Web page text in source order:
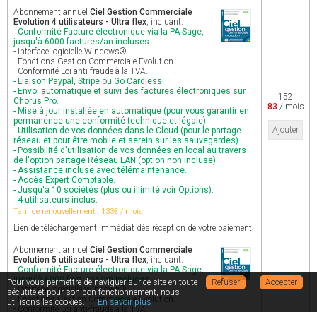
Abonnement annuel Ciel Gestion Commerciale
Evolution 4 utilisateurs - Ultra flex, incluant:
- Conformité Facture électronique via la PA Sage,
jusqu'à 6000 factures/an incluses.
- Interface logicielle Windows®.
- Fonctions Gestion Commerciale Evolution.
- Conformité Loi anti-fraude à la TVA.
- Liaison Paypal, Stripe ou Go Cardless.
- Envoi automatique et suivi des factures électroniques sur
Chorus Pro.
- Mise à jour installée en automatique (pour vous garantir en
permanence une conformité technique et légale).
- Utilisation de vos données dans le Cloud (pour le partage
réseau et pour être mobile et serein sur les sauvegardes).
- Possibilité d'utilisation de vos données en local au travers
de l'option partage Réseau LAN (option non incluse).
- Assistance incluse avec télémaintenance.
- Accès Expert Comptable.
- Jusqu'à 10 sociétés (plus ou illimité voir Options).
- 4 utilisateurs inclus.
Tarif de renouvellement : 133€ / mois
Lien de téléchargement immédiat dès réception de votre paiement.
152
83 / mois
Ajouter
Abonnement annuel Ciel Gestion Commerciale
Evolution 5 utilisateurs - Ultra flex, incluant:
- Conformité Facture électronique via la PA Sage,
jusqu'à 6000 factures/an incluses.
- Interface logicielle Windows®.
- Fonctions Gestion Commerciale Evolution.
- Conformité Loi anti-fraude à la TVA.
Accepter
Refuser
Pour vous permettre de naviguer sur ce site en toute
sécutité et pour son bon fonctionnement, nous
utilisons les cookies.
En savoir plus